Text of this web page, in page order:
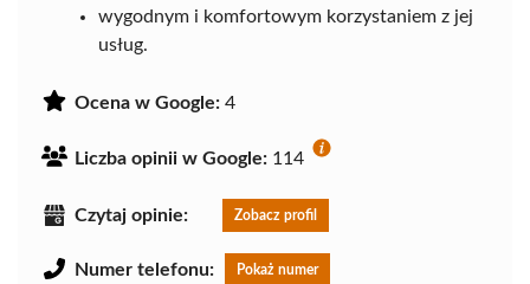
wygodnym i komfortowym korzystaniem z jej
usług.
Ocena w Google: 4
Liczba opinii w Google: 114
Czytaj opinie: Zobacz profil
Numer telefonu: Pokaż numer